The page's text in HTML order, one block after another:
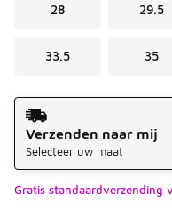
28 29.5
33.5 35
Verzendmethode
Verzenden naar mij
Selecteer uw maat
Gratis standaardverzending